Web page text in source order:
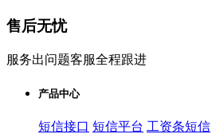
售后无忧
服务出问题客服全程跟进
产品中心
短信接口 短信平台 工资条短信